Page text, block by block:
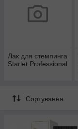
Лак для стемпинга
Starlet Professional
Сортування